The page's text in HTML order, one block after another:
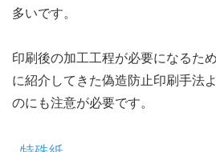
多いです。
印刷後の加工工程が必要になるた
に紹介してきた偽造防止印刷手法
のにも注意が必要です。